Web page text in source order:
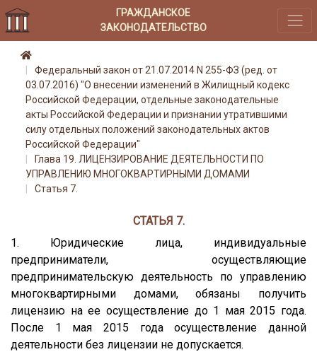
ГРАЖДАНСКОЕ
ЗАКОНОДАТЕЛЬСТВО
Федеральный закон от 21.07.2014 N 255-ФЗ (ред. от
03.07.2016) "О внесении изменений в Жилищный кодекс
Российской Федерации, отдельные законодательные
акты Российской Федерации и признании утратившими
силу отдельных положений законодательных актов
Российской Федерации"
Глава 19. ЛИЦЕНЗИРОВАНИЕ ДЕЯТЕЛЬНОСТИ ПО
УПРАВЛЕНИЮ МНОГОКВАРТИРНЫМИ ДОМАМИ
Статья 7.
СТАТЬЯ 7.
1. Юридические лица, индивидуальные
предприниматели, осуществляющие
предпринимательскую деятельность по управлению
многоквартирными домами, обязаны получить
лицензию на ее осуществление до 1 мая 2015 года.
После 1 мая 2015 года осуществление данной
деятельности без лицензии не допускается.